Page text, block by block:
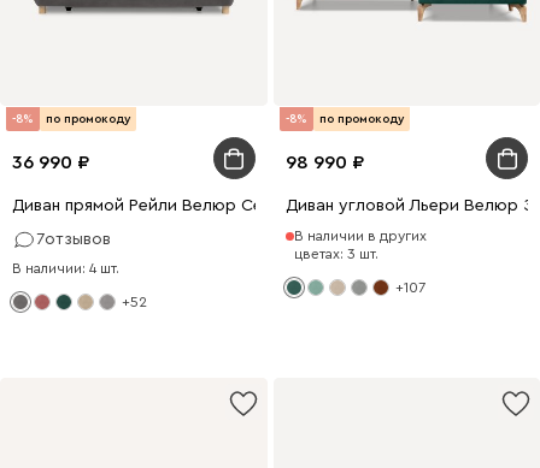
-8% по промокоду
36 990
Диван прямой Рейли Велюр Серый
7отзывов
В наличии: 4 шт.
+52
-8% по промокоду
98 990
Диван угловой Льери Велюр
В наличии в других
цветах: 3 шт.
+107